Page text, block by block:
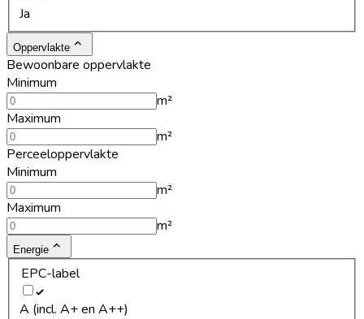
Ja
Oppervlakte
Bewoonbare oppervlakte
Minimum
m²
Maximum
m²
Perceeloppervlakte
Minimum
m²
Maximum
m²
Energie
EPC-label
A (incl. A+ en A++)